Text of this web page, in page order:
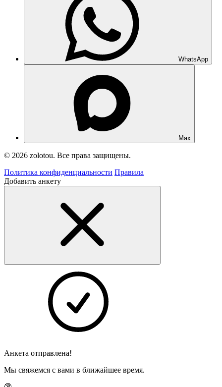
WhatsApp
Max
© 2026 zolotou. Все права защищены.
Политика конфиденциальности Правила
Добавить анкету
Анкета отправлена!
Мы свяжемся с вами в ближайшее время.